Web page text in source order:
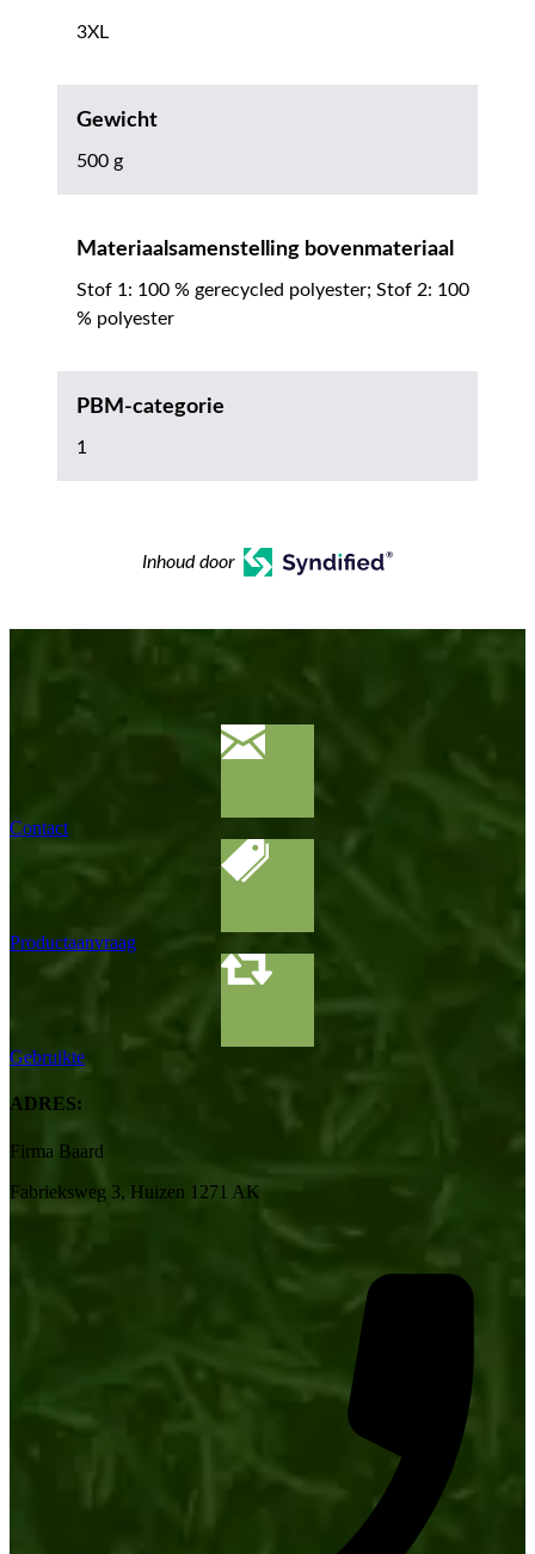
3XL
Gewicht
500 g
Materiaalsamenstelling bovenmateriaal
Stof 1: 100 % gerecycled polyester; Stof 2: 100
% polyester
PBM-categorie
1
Inhoud door
Contact
Productaanvraag
Gebruikte
ADRES:
Firma Baard
Fabrieksweg 3, Huizen 1271 AK